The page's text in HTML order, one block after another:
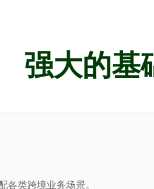
强大的基
各类跨境业务场景。